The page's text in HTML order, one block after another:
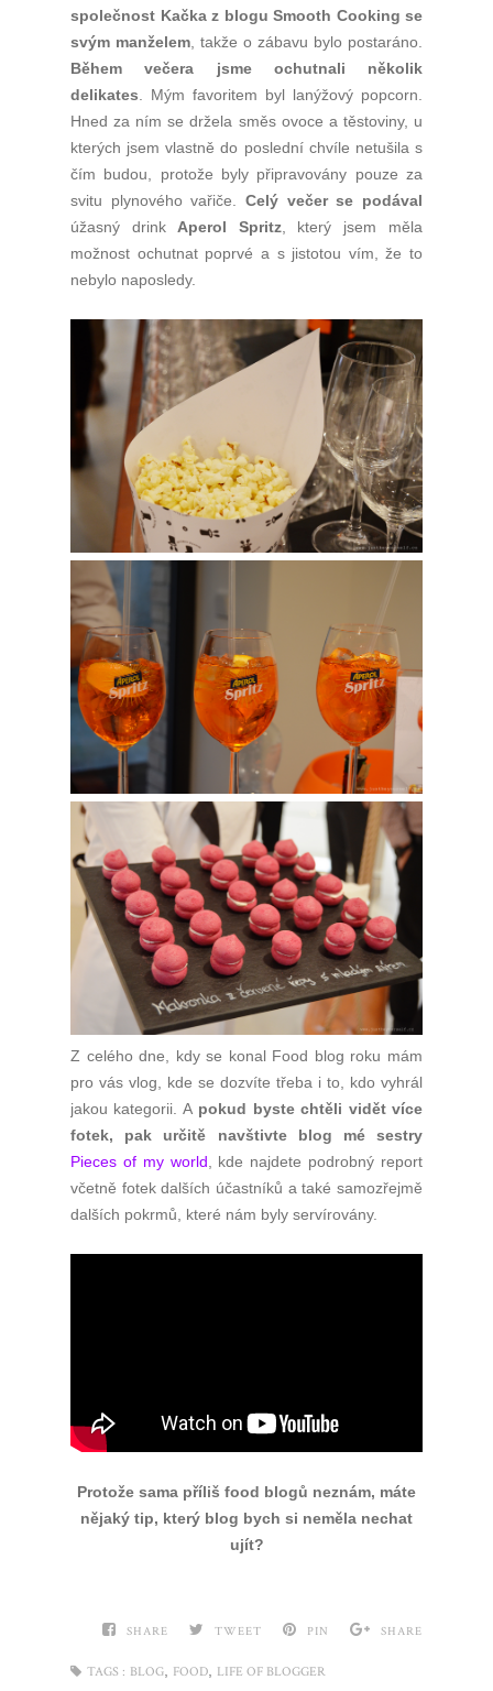
společnost Kačka z blogu Smooth Cooking se
svým manželem, takže o zábavu bylo postaráno.
Během večera jsme ochutnali několik
delikates. Mým favoritem byl lanýžový popcorn.
Hned za ním se držela směs ovoce a těstoviny, u
kterých jsem vlastně do poslední chvíle netušila s
čím budou, protože byly připravovány pouze za
svitu plynového vařiče. Celý večer se podával
úžasný drinkAperol Spritz, který jsem měla
možnost ochutnat poprvé a s jistotou vím, že to
nebylo naposledy.
Z celého dne, kdy se konal Food blog roku mám
pro vás vlog, kde se dozvíte třeba i to, kdo vyhrál
jakou kategorii. Apokud byste chtěli vidět více
fotek, pak určitě navštivte blog mé sestry
Pieces of my world, kde najdete podrobný report
včetně fotek dalších účastníků a také samozřejmě
dalších pokrmů, které nám byly servírovány.
Protože sama příliš food blogů neznám, máte
nějaký tip, který blog bych si neměla nechat
ujít?
SHARE TWEET PIN SHARE
TAGS : BLOG, FOOD, LIFE OF BLOGGER